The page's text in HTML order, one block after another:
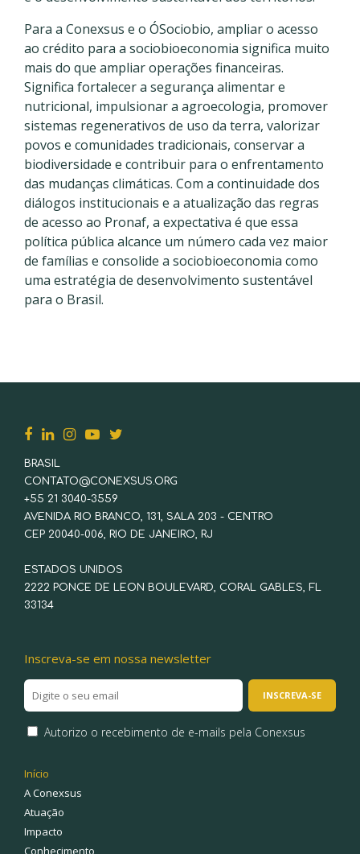
Para a Conexsus e o ÓSociobio, ampliar o acesso
ao crédito para a sociobioeconomia significa muito
mais do que ampliar operações financeiras.
Significa fortalecer a segurança alimentar e
nutricional, impulsionar a agroecologia, promover
sistemas regenerativos de uso da terra, valorizar
povos e comunidades tradicionais, conservar a
biodiversidade e contribuir para o enfrentamento
das mudanças climáticas. Com a continuidade dos
diálogos institucionais e a atualização das regras
de acesso ao Pronaf, a expectativa é que essa
política pública alcance um número cada vez maior
de famílias e consolide a sociobioeconomia como
uma estratégia de desenvolvimento sustentável
para o Brasil.
BRASIL
CONTATO@CONEXSUS.ORG
+55 21 3040-3559
AVENIDA RIO BRANCO, 131, SALA 203 - CENTRO
CEP 20040-006, RIO DE JANEIRO, RJ
ESTADOS UNIDOS
2222 PONCE DE LEON BOULEVARD, CORAL GABLES, FL
33134
Inscreva-se em nossa newsletter
Autorizo o recebimento de e-mails pela Conexsus
Início
A Conexsus
Atuação
Impacto